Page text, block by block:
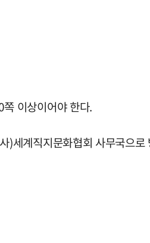
이상이어야 한다.
세계직지문화협회 사무국으로